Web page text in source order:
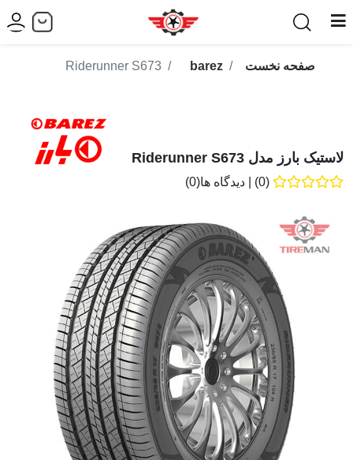
صفحه نخست barez
Riderunner S673
لاستیک بارز مدل Riderunner S673
(0) دیدگاه ها(0)